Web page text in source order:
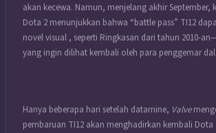
akan kecewa. Namun, menjelang akhir September,
Dota 2 menunjukkan bahwa “battle pass” TI12
novel visual , seperti Ringkasan dari tahun 2010-
yang ingin dilihat kembali oleh para penggemar
Hanya beberapa hari setelah datamine, Valve
pembaruan TI12 akan menghadirkan kembali